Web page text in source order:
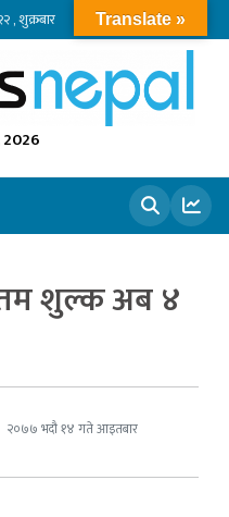
, शुक्रबार
शुल्क अब ४
२०७७ भदौ १४ गते आइतबार
Translate »